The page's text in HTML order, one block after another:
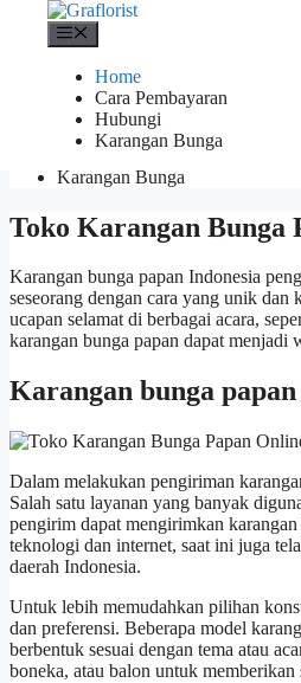
Menu
Home
Cara Pembayaran
Karangan Bunga
Home
Cara Pembayaran
Hubungi
Karangan Bunga
Toko Karangan Bunga
Karangan bunga papan Indonesia
seseorang dengan cara yang unik
ucapan selamat di berbagai acara,
karangan bunga papan dapat menjadi
Karangan bunga
Dalam melakukan pengiriman
Salah satu layanan yang banyak
pengirim dapat mengirimkan
teknologi dan internet, saat ini juga
daerah Indonesia.
Untuk lebih memudahkan pilihan
dan preferensi. Beberapa model
berbentuk sesuai dengan tema atau
boneka, atau balon untuk memberikan